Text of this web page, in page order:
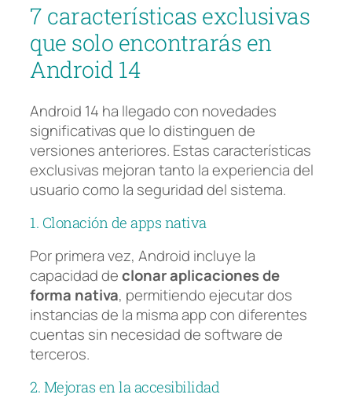
7 características exclusivas
que solo encontrarás en
Android 14
Android 14 ha llegado con novedades
significativas que lo distinguen de
versiones anteriores. Estas características
exclusivas mejoran tanto la experiencia del
usuario como la seguridad del sistema.
1. Clonación de apps nativa
Por primera vez, Android incluye la
capacidad declonar aplicaciones de
forma nativa, permitiendo ejecutar dos
instancias de la misma app con diferentes
cuentas sin necesidad de software de
terceros.
2. Mejoras en la accesibilidad